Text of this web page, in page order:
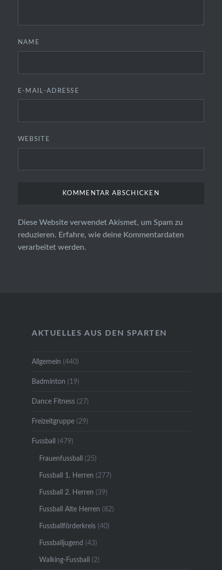
NAME
E-MAIL-ADRESSE
WEBSITE
Diese Website verwendet Akismet, um Spam zu
reduzieren. Erfahre, wie deine Kommentardaten
verarbeitet werden.
AKTUELLES AUS DEN SPARTEN
Allgemein (440)
Badminton (19)
Dance Fitness(27)
Freizeitgruppe(29)
Fussball (479)
Frauenfussball (25)
Fussball 1. Herren (277)
Fussball 2. Herren (39)
Fussball Alte Herren (82)
Fussballförderkreis(40)
Fussballjugend (43)
Walking-Fussball (2)